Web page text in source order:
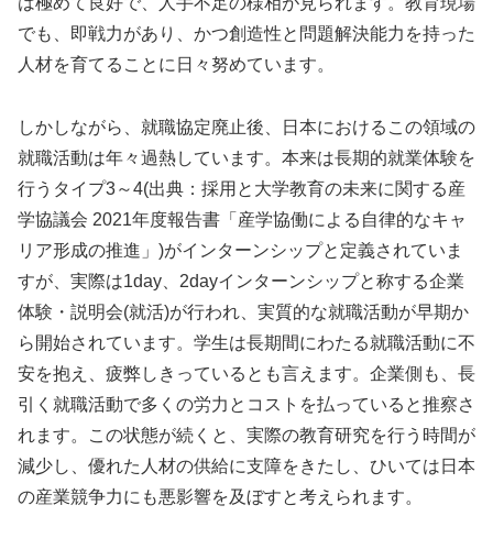
でも、即戦力があり、かつ創造性と問題解決能力を持った
人材を育てることに日々努めています。
しかしながら、就職協定廃止後、日本におけるこの領域の
就職活動は年々過熱しています。本来は長期的就業体験を
行うタイプ3～4(出典：採用と大学教育の未来に関する産
学協議会 2021年度報告書「産学協働による自律的なキャ
リア形成の推進」)がインターンシップと定義されていま
すが、実際は1day、2dayインターンシップと称する企業
体験・説明会(就活)が行われ、実質的な就職活動が早期か
ら開始されています。学生は長期間にわたる就職活動に不
安を抱え、疲弊しきっているとも言えます。企業側も、長
引く就職活動で多くの労力とコストを払っていると推察さ
れます。この状態が続くと、実際の教育研究を行う時間が
減少し、優れた人材の供給に支障をきたし、ひいては日本
の産業競争力にも悪影響を及ぼすと考えられます。